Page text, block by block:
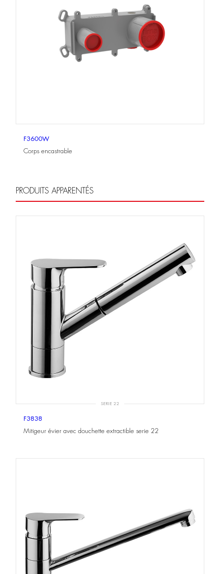
F3600W
Corps encastrable
PRODUITS APPARENTÉS
SERIE 22
F3838
Mitigeur évier avec douchette extractible serie 22